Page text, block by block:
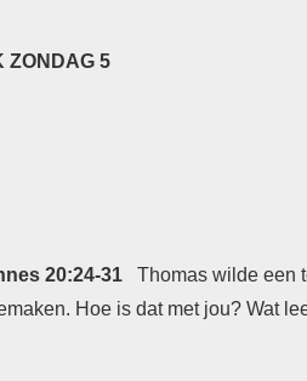
ZONDAG 5
20:24-31 Thomas wilde een
Hoe is dat met jou? Wat